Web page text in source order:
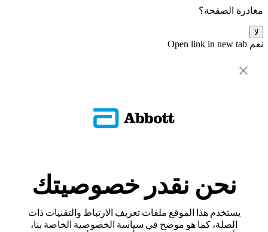
مغادرة الصفحة؟
لا
نعم Open link in new tab
نحن نقدر خصوصيتك
يستخدم هذا الموقع ملفات تعريف الارتباط والتقنيات ذات
الصلة، كما هو موضح في سياسة الخصوصية الخاصة بنا،